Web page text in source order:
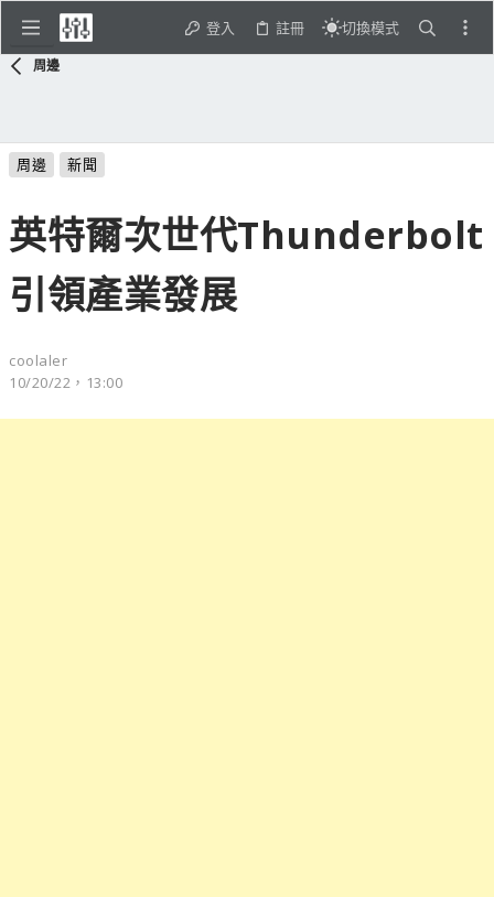
登入 註冊 切換模式
周邊
周邊 新聞
英特爾次世代Thunderbolt
引領產業發展
coolaler
10/20/22，13:00